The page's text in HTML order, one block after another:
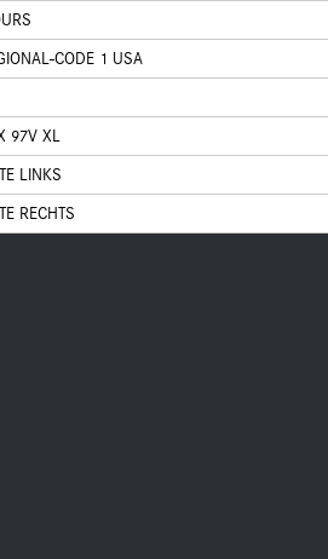
CODE 1 USA
97V XL
LINKS
RECHTS